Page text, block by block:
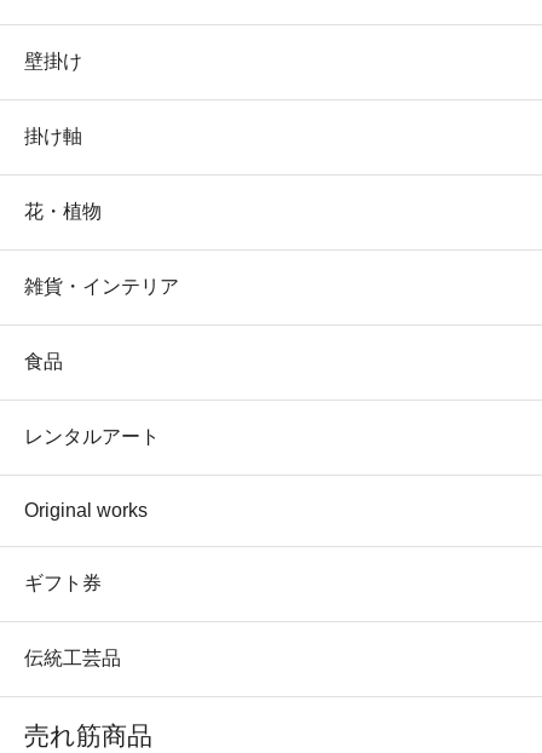
壁掛け
掛け軸
花・植物
雑貨・インテリア
食品
レンタルアート
Original works
ギフト券
伝統工芸品
売れ筋商品